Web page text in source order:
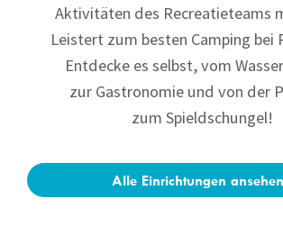
Aktivitäten des Recreatieteams
Leistert zum besten Camping bei
Entdecke es selbst, vom
zur Gastronomie und von der
zum Spieldschungel!
Alle Einrichtungen ansehen